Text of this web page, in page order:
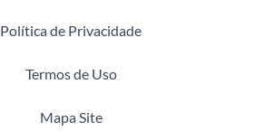
Política de Privacidade
Termos de Uso
Mapa Site